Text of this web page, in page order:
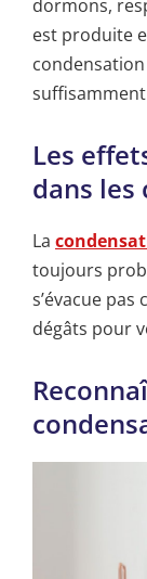
dormons,
est produite
condensation
Les
dans les
La
toujours
s’évacue
dégâts pour